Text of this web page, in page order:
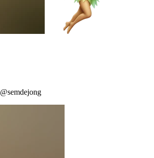
@semdejong